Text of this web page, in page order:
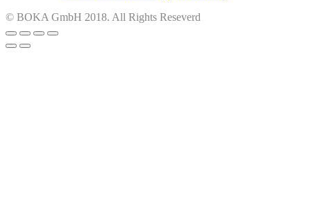
© BOKA GmbH 2018. All Rights Reseverd